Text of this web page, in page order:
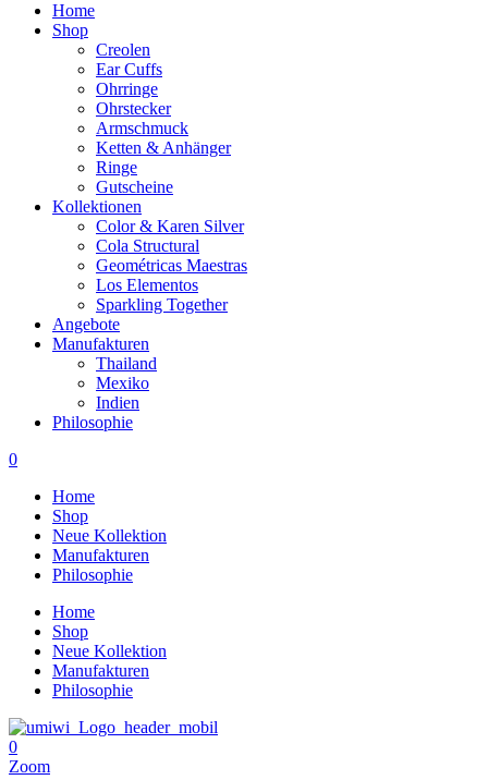
Home
Shop
Creolen
Ear Cuffs
Ohrringe
Ohrstecker
Armschmuck
Ketten & Anhänger
Ringe
Gutscheine
Kollektionen
Color & Karen Silver
Cola Structural
Geométricas Maestras
Los Elementos
Sparkling Together
Angebote
Manufakturen
Thailand
Mexiko
Indien
Philosophie
0
Home
Shop
Neue Kollektion
Manufakturen
Philosophie
Home
Shop
Neue Kollektion
Manufakturen
Philosophie
0
Zoom